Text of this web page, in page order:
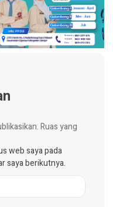
Ruas yang
web saya pada
saya berikutnya.